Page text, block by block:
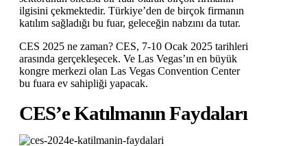
ilgisini çekmektedir. Türkiye’den de birçok firmanın
katılım sağladığı bu fuar, geleceğin nabzını da tutar.
CES 2025 ne zaman? CES, 7-10 Ocak 2025 tarihleri
arasında gerçekleşecek. Ve Las Vegas’ın en büyük
kongre merkezi olan Las Vegas Convention Center
bu fuara ev sahipliği yapacak.
CES’e Katılmanın Faydaları